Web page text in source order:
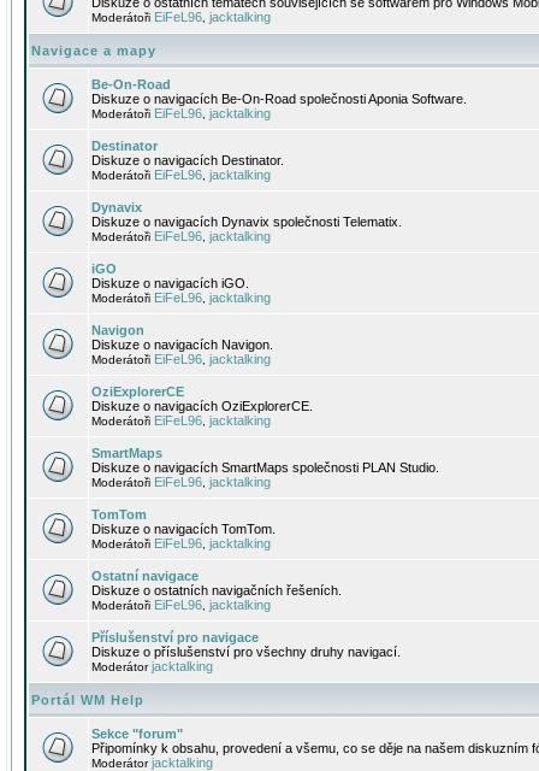
Moderátoři EiFeL96 jacktalking
Navigace a mapy
Be-On-Road
Diskuze o navigacích Be-On-Road společnosti Aponia Software.
Moderátoři EiFeL96 jacktalking
Destinator
Diskuze o navigacích Destinator.
Moderátoři EiFeL96 jacktalking
Dynavix
Diskuze o navigacích Dynavix společnosti Telematix.
Moderátoři EiFeL96 jacktalking
iGO
Diskuze o navigacích iGO.
Moderátoři EiFeL96 jacktalking
Navigon
Diskuze o navigacích Navigon.
Moderátoři EiFeL96 jacktalking
OziExplorerCE
Diskuze o navigacích OziExplorerCE.
Moderátoři EiFeL96 jacktalking
SmartMaps
Diskuze o navigacích SmartMaps společnosti PLAN Studio.
Moderátoři EiFeL96 jacktalking
TomTom
Diskuze o navigacích TomTom.
Moderátoři EiFeL96 jacktalking
Ostatní navigace
Diskuze o ostatních navigačních řešeních.
Moderátoři EiFeL96 jacktalking
Příslušenství pro navigace
Diskuze o příslušenství pro všechny druhy navigací.
Moderátorjacktalking
Portál WM Help
Sekce "forum"
Připomínky k obsahu, provedení a všemu, co se děje na našem diskuzním
Moderátorjacktalking